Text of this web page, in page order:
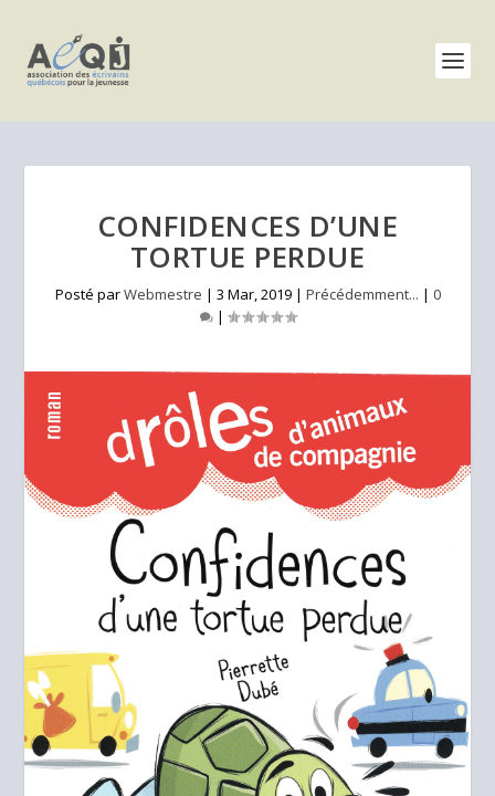
CONFIDENCES D’UNE
TORTUE PERDUE
Posté parWebmestre | 3 Mar, 2019| Précédemment... | 0
|